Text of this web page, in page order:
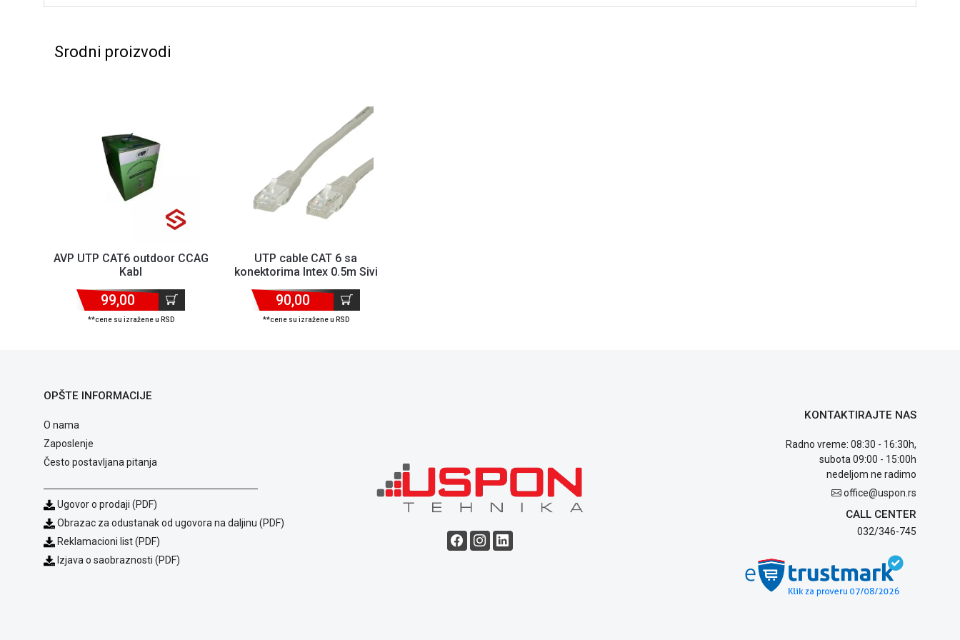
Srodni proizvodi
AVP UTP CAT6 outdoor CCAG
Kabl
99,00
**cene su izražene u RSD
UTP cable CAT 6 sa
konektorima Intex 0.5m Sivi
90,00
**cene su izražene u RSD
OPŠTE INFORMACIJE
O nama
Zaposlenje
Često postavljana pitanja
Ugovor o prodaji (PDF)
Obrazac za odustanak od ugovora na daljinu (PDF)
Reklamacioni list (PDF)
Izjava o saobraznosti (PDF)
KONTAKTIRAJTE NAS
Radno vreme: 08:30 - 16:30h,
subota 09:00 - 15:00h
nedeljom ne radimo
office@uspon.rs
CALL CENTER
032/346-745